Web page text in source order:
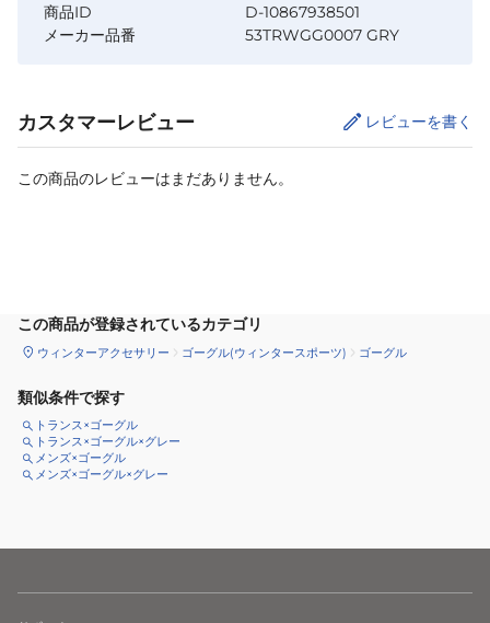
商品ID
D-10867938501
メーカー品番
53TRWGG0007 GRY
カスタマーレビュー レビューを書く
この商品のレビューはまだありません。
この商品が登録されているカテゴリ
ウィンターアクセサリー ゴーグル(ウィンタースポーツ) ゴーグル
類似条件で探す
トランス×ゴーグル
トランス×ゴーグル×グレー
メンズ×ゴーグル
メンズ×ゴーグル×グレー